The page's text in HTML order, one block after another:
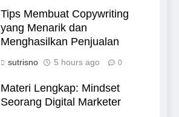
Tips Membuat Copywriting
yang Menarik dan
Menghasilkan Penjualan
sutrisno 5 hours ago 0
Materi Lengkap: Mindset
Seorang Digital Marketer